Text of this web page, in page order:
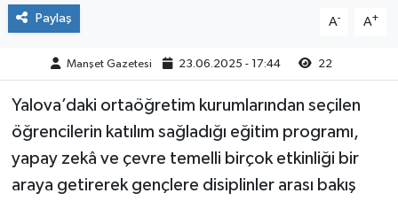
Paylaş A- A+
Manşet Gazetesi 23.06.2025 - 17:44 22
Yalova’daki ortaöğretim kurumlarından seçilen
öğrencilerin katılım sağladığı eğitim programı,
yapay zekâ ve çevre temelli birçok etkinliği bir
araya getirerek gençlere disiplinler arası bakış